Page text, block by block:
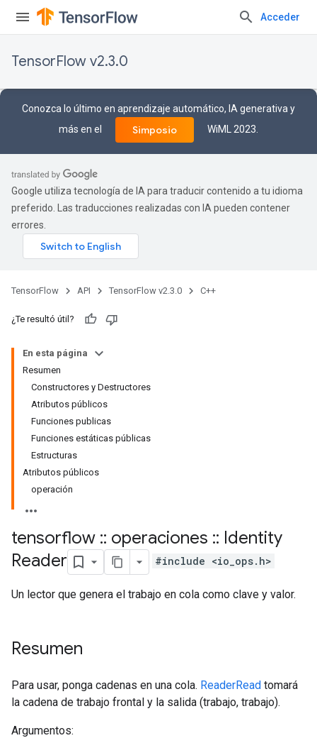
Acceder
TensorFlow v2.3.0
Conozca lo último en aprendizaje automático, IA generativa y
más en el
Simposio WiML 2023.
Google utiliza tecnología de IA para traducir contenido a tu idioma
preferido. Las traducciones realizadas con IA pueden contener
errores.
TensorFlow API TensorFlow v2.3.0 C++
¿Te resultó útil?
En esta página
Resumen
Constructores y Destructores
Atributos públicos
Funciones publicas
Funciones estáticas públicas
Estructuras
Atributos públicos
operación
tensorflow :: operaciones :: Identity
Reader
#include <io_ops.h>
Un lector que genera el trabajo en cola como clave y valor.
Resumen
Para usar, ponga cadenas en una cola. ReaderRead tomará
la cadena de trabajo frontal y la salida (trabajo, trabajo).
Argumentos: